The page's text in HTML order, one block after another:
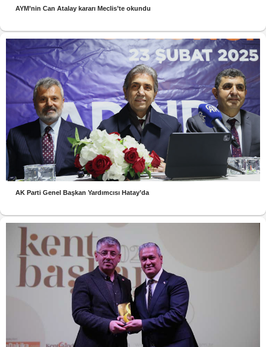
AYM’nin Can Atalay kararı Meclis’te okundu
AK Parti Genel Başkan Yardımcısı Hatay’da